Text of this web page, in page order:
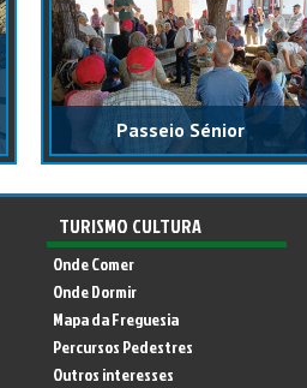
Passeio Sénior
TURISMO CULTURA
Onde Comer
Onde Dormir
Mapa da Freguesia
Percursos Pedestres
Outros interesses